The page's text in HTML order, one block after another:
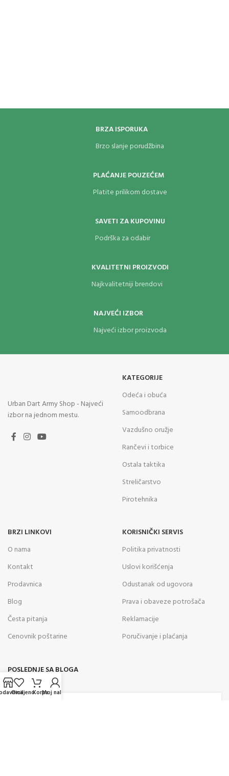
BRZA ISPORUKA
Brzo slanje porudžbina
PLAĆANJE POUZEĆEM
Platite prilikom dostave
SAVETI ZA KUPOVINU
Podrška za odabir
KVALITETNI PROIZVODI
Najkvalitetniji brendovi
NAJVEĆI IZBOR
Najveći izbor proizvoda
Urban Dart Army Shop - Najveći
izbor na jednom mestu.
KATEGORIJE
Odeća i obuća
Samoodbrana
Vazdušno oružje
Rančevi i torbice
Ostala taktika
Streličarstvo
Pirotehnika
BRZI LINKOVI
O nama
Kontakt
Prodavnica
Blog
Česta pitanja
Cenovnik poštarine
KORISNIČKI SERVIS
Politika privatnosti
Uslovi korišćenja
Odustanak od ugovora
Prava i obaveze potrošača
Reklamacije
Poručivanje i plaćanja
POSLEDNJE SA BLOGA
05
OmiljenoKorpaMoj nalog